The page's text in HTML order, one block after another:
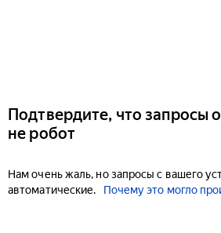
Подтвердите, что запросы
не робот
Нам очень жаль, но запросы с вашего
автоматические.
Почему это могло